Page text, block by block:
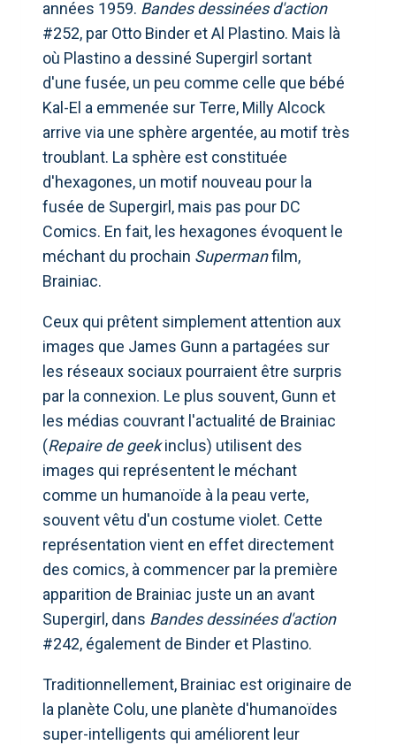
années 1959. Bandes dessinées d'action
#252, par Otto Binder et Al Plastino. Mais là
où Plastino a dessiné Supergirl sortant
d'une fusée, un peu comme celle que bébé
Kal-El a emmenée sur Terre, Milly Alcock
arrive via une sphère argentée, au motif très
troublant. La sphère est constituée
d'hexagones, un motif nouveau pour la
fusée de Supergirl, mais pas pour DC
Comics. En fait, les hexagones évoquent le
méchant du prochain Supermanfilm,
Brainiac.
Ceux qui prêtent simplement attention aux
images que James Gunn a partagées sur
les réseaux sociaux pourraient être surpris
par la connexion. Le plus souvent, Gunn et
les médias couvrant l'actualité de Brainiac
(Repaire de geekinclus) utilisent des
images qui représentent le méchant
comme un humanoïde à la peau verte,
souvent vêtu d'un costume violet. Cette
représentation vient en effet directement
des comics, à commencer par la première
apparition de Brainiac juste un an avant
Supergirl, dans Bandes dessinées d'action
#242, également de Binder et Plastino.
Traditionnellement, Brainiac est originaire de
la planète Colu, une planète d'humanoïdes
super-intelligents qui améliorent leur